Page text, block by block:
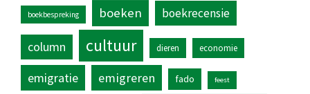
boekbespreking boeken boekrecensie
column cultuur dieren economie
emigratie emigreren fado feest